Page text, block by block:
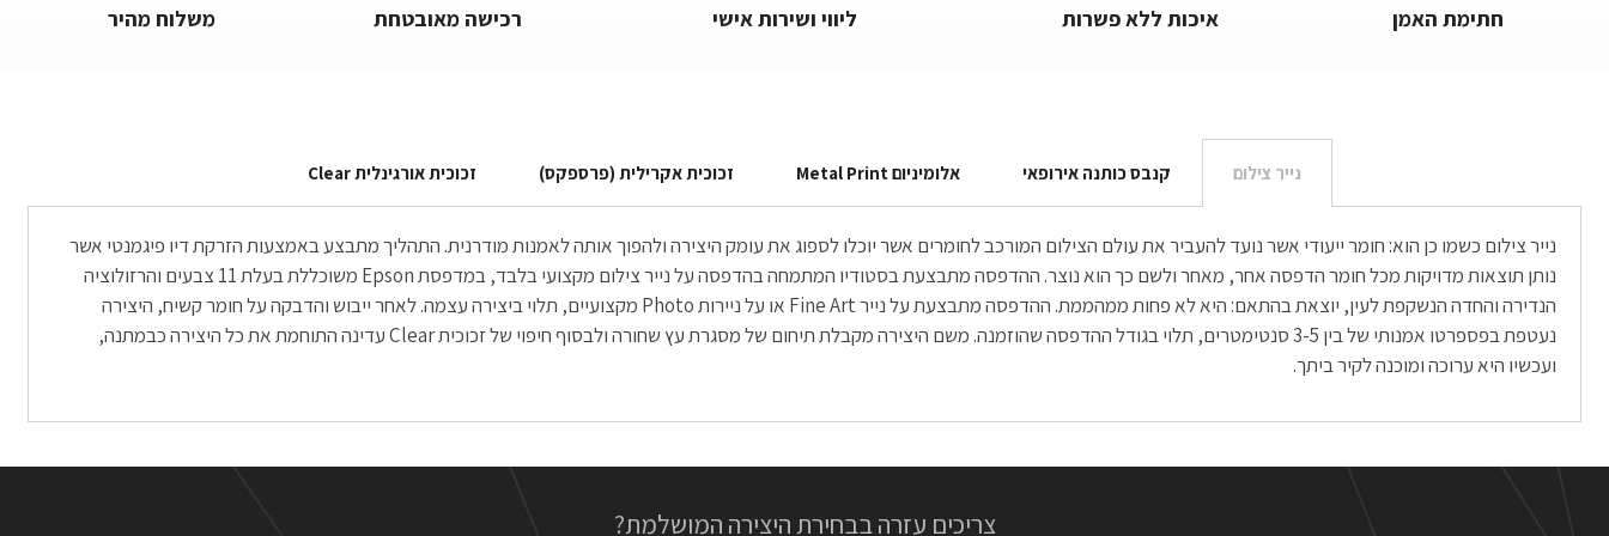
חתימת האמן איכות ללא פשרות ליווי ושירות אישי רכישה מאובטחת משלוח מהיר
נייר צילום קנבס כותנה אירופאי אלומיניום Metal Print זכוכית אקרילית (פרספקס) זכוכית אורגינלית Clear
נייר צילום כשמו כן הוא: חומר ייעודי אשר נועד להעביר את עולם הצילום המורכב לחומרים אשר יוכלו לספוג את עומק היצירה ולהפוך אותה לאמנות מודרנית. התהליך מתבצע באמצעות הזרקת דיו פיגמנטי אשר
נותן תוצאות מדויקות מכל חומר הדפסה אחר, מאחר ולשם כך הוא נוצר. ההדפסה מתבצעת בסטודיו המתמחה בהדפסה על נייר צילום מקצועי בלבד, במדפסת Epson משוכללת בעלת 11 צבעים והרזולוציה
הנדירה והחדה הנשקפת לעין, יוצאת בהתאם: היא לא פחות ממהממת. ההדפסה מתבצעת על נייר Fine Art או על ניירות Photo מקצועיים, תלוי ביצירה עצמה. לאחר ייבוש והדבקה על חומר קשיח, היצירה
נעטפת בפספרטו אמנותי של בין 3-5 סנטימטרים, תלוי בגודל ההדפסה שהוזמנה. משם היצירה מקבלת תיחום של מסגרת עץ שחורה ולבסוף חיפוי של זכוכית Clear עדינה התוחמת את כל היצירה כבמתנה,
ועכשיו היא ערוכה ומוכנה לקיר ביתך.
צריכים עזרה בבחירת היצירה המושלמת?